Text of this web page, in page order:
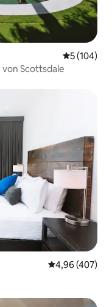
5 (104)
von Scottsdale
4,96 (407)